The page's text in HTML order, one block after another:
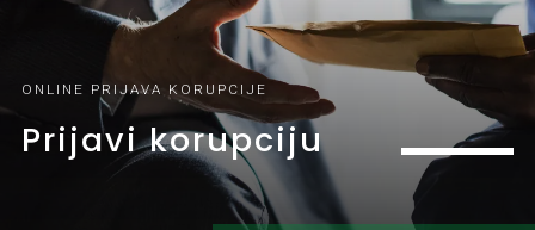
ONLINE PRIJAVA KORUPCIJE
Prijavi korupciju